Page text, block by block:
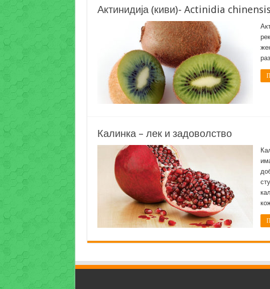
Актинидија (киви)- Actinidia chinensis
Калинка – лек и задоволство